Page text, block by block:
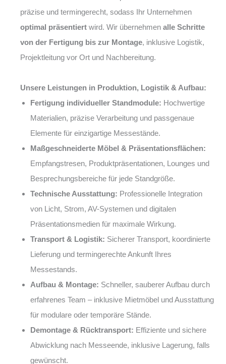
präzise und termingerecht, sodass Ihr Unternehmen
optimal präsentiert wird. Wir übernehmen alle Schritte
von der Fertigung bis zur Montage, inklusive Logistik,
Projektleitung vor Ort und Nachbereitung.
Unsere Leistungen in Produktion, Logistik & Aufbau:
Fertigung individueller Standmodule: Hochwertige
Materialien, präzise Verarbeitung und passgenaue
Elemente für einzigartige Messestände.
Maßgeschneiderte Möbel & Präsentationsflächen:
Empfangstresen, Produktpräsentationen, Lounges und
Besprechungsbereiche für jede Standgröße.
Technische Ausstattung: Professionelle Integration
von Licht, Strom, AV-Systemen und digitalen
Präsentationsmedien für maximale Wirkung.
Transport & Logistik: Sicherer Transport, koordinierte
Lieferung und termingerechte Ankunft Ihres
Messestands.
Aufbau & Montage: Schneller, sauberer Aufbau durch
erfahrenes Team – inklusive Mietmöbel und Ausstattung
für modulare oder temporäre Stände.
Demontage & Rücktransport: Effiziente und sichere
Abwicklung nach Messeende, inklusive Lagerung, falls
gewünscht.